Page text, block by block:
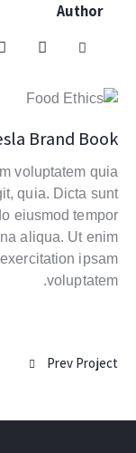
Brand Book
voluptatem quia
quia. Dicta sunt
eiusmod tempor
aliqua. Ut enim
ipsam
voluptatem.
Author
Prev Project